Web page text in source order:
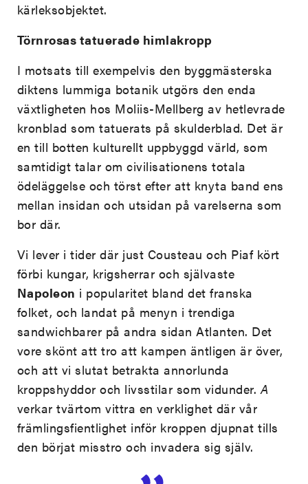
kärleksobjektet.
Törnrosas tatuerade himlakropp
I motsats till exempelvis den byggmästerska
diktens lummiga botanik utgörs den enda
växtligheten hos Moliis-Mellberg av hetlevrade
kronblad som tatuerats på skulderblad. Det är
en till botten kulturellt uppbyggd värld, som
samtidigt talar om civilisationens totala
ödeläggelse och törst efter att knyta band ens
mellan insidan och utsidan på varelserna som
bor där.
Vi lever i tider där just Cousteau och Piaf kört
förbi kungar, krigsherrar och självaste
Napoleon i popularitet bland det franska
folket, och landat på menyn i trendiga
sandwichbarer på andra sidan Atlanten. Det
vore skönt att tro att kampen äntligen är över,
och att vi slutat betrakta annorlunda
kroppshyddor och livsstilar som vidunder.A
verkar tvärtom vittra en verklighet där vår
främlingsfientlighet inför kroppen djupnat tills
den börjat misstro och invadera sig själv.